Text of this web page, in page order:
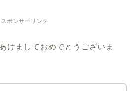
スポンサーリンク
けましておめでとうございま